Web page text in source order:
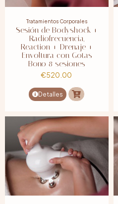
Tratamientos Corporales
Sesión de Bodyshock +
Radiofrecuencia,
Reaction + Drenaje +
Envoltura con Gotas
Bono 8 sesiones
€520.00
Detalles